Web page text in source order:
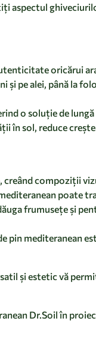
aspectul
oricărui
pe alei, până la
o soluție de
în sol, reduce
compoziții
poate
frumusețe și
pin mediteranean
și estetic vă
Dr.Soil în